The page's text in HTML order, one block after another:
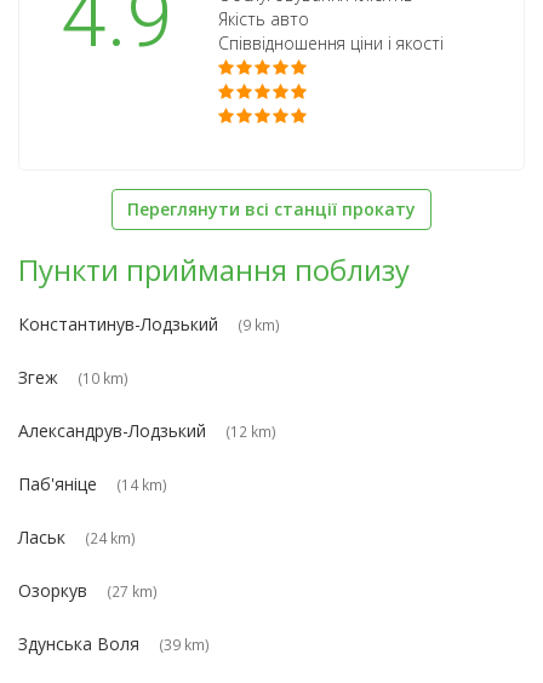
Якість авто
Співвідношення ціни і якості
Переглянути всі станції прокату
Пункти приймання поблизу
Константинув-Лодзький (9 km)
Згеж (10 km)
Александрув-Лодзький (12 km)
Паб'яніце (14 km)
Ласьк (24 km)
Озоркув (27 km)
Здунська Воля (39 km)